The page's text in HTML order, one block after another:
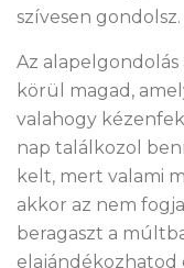
szívesen gondolsz.
Az
körül magad,
valahogy
nap találkozol
kelt, mert valami
akkor az nem
beragaszt a
elajándékozhatod